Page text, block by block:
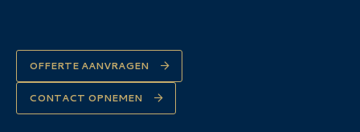
OFFERTE AANVRAGEN
CONTACT OPNEMEN